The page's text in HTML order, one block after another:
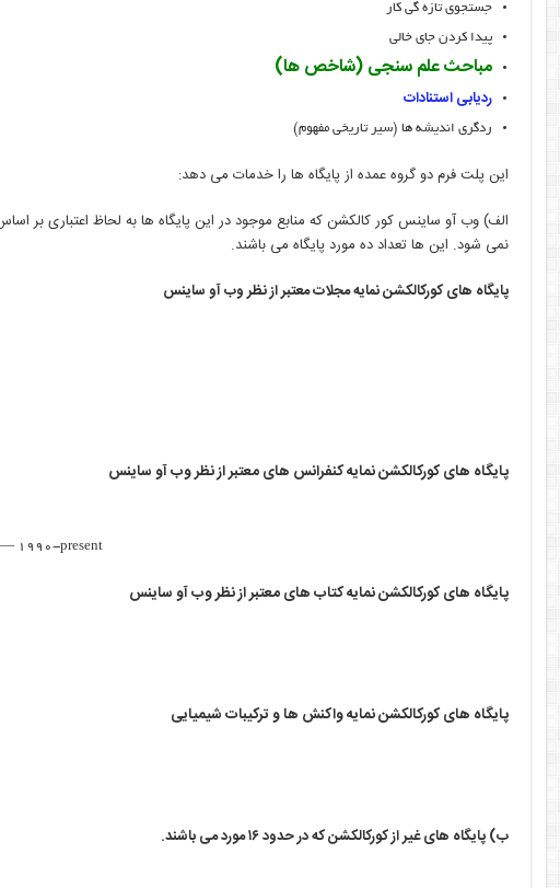
جستجوی تازه گی کار
پیدا کردن جای خالی
مباحث علم سنجی (شاخص ها)
ردیابی استنادات
ردگری اندیشه ها (سیر تاریخی مفهوم)
این پلت فرم دو گروه عمده از پایگاه ها را خدمات می دهد:
الف) وب آو ساینس کور کالکشن که منابع موجود در این پایگاه ها به لحاظ اعتباری
نمی شود. این ها تعداد ده مورد پایگاه می باشند.
پایگاه های کورکالکشن نمایه مجلات معتبر از نظر وب آو ساینس
پایگاه های کورکالکشن نمایه کنفرانس های معتبر از نظر وب آو ساینس
— 1990-present
پایگاه های کورکالکشن نمایه کتاب های معتبر از نظر وب آو ساینس
پایگاه های کورکالکشن نمایه واکنش ها و ترکیبات شیمیایی
ب) پایگاه های غیر از کورکالکشن که در حدود ۱۶ مورد می باشند.